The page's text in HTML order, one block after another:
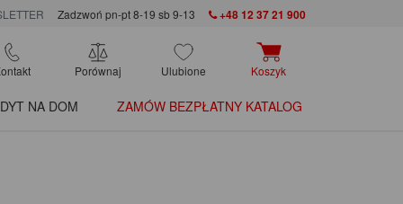
Zadzwoń pn-pt 8-19 sb 9-13 +48 12 37 21 900
Porównaj Ulubione Koszyk
NA DOM ZAMÓW BEZPŁATNY KATALOG